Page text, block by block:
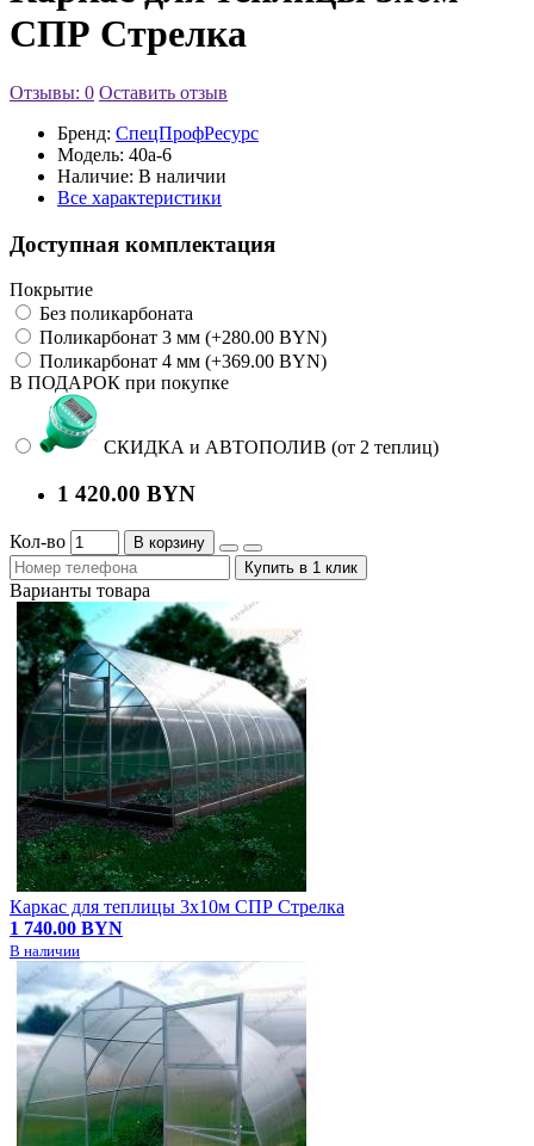
СПР Стрелка
Отзывы: 0 Оставить отзыв
Бренд: СпецПрофРесурс
Модель: 40а-6
Наличие: В наличии
Все характеристики
Доступная комплектация
Покрытие
Без поликарбоната
Поликарбонат 3 мм (+280.00 BYN)
Поликарбонат 4 мм (+369.00 BYN)
В ПОДАРОК при покупке
СКИДКА и АВТОПОЛИВ (от 2 теплиц)
1 420.00 BYN
Кол-во
В корзину
Купить в 1 клик
Варианты товара
Каркас для теплицы 3х10м СПР Стрелка
1 740.00 BYN
В наличии